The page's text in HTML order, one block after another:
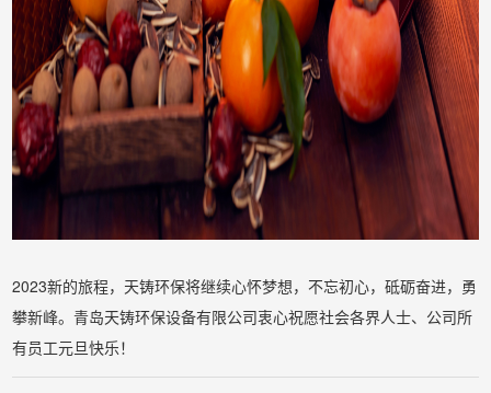
2023新的旅程，天铸环保将继续心怀梦想，不忘初心，砥砺奋进，勇
攀新峰。青岛天铸环保设备有限公司衷心祝愿社会各界人士、公司所
有员工元旦快乐！